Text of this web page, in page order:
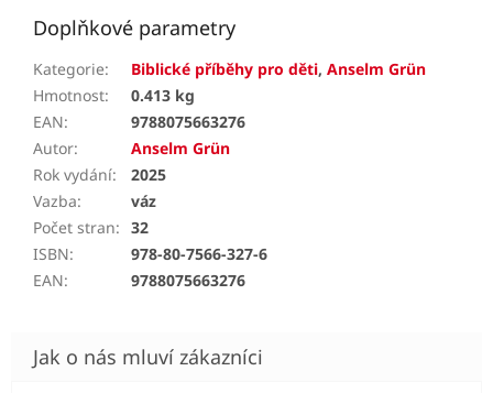
Doplňkové parametry
Kategorie: Biblické příběhy pro děti, Anselm Grün
Hmotnost:
0.413 kg
EAN:
9788075663276
Autor:
Anselm Grün
Rok vydání:
2025
Vazba:
váz
Počet stran: 32
ISBN:
978-80-7566-327-6
EAN: 9788075663276